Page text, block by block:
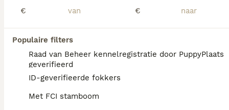
€
€
Populaire filters
Raad van Beheer kennelregistratie door PuppyPlaats
geverifieerd
ID-geverifieerde fokkers
Met FCI stamboom
FAQ's
Wat kost een Appenzeller